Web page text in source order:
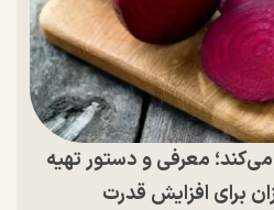
معرفی و دستور تهیه
برای افزایش قدرت